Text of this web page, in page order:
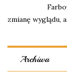
zmianę wyglądu,
Archiwa